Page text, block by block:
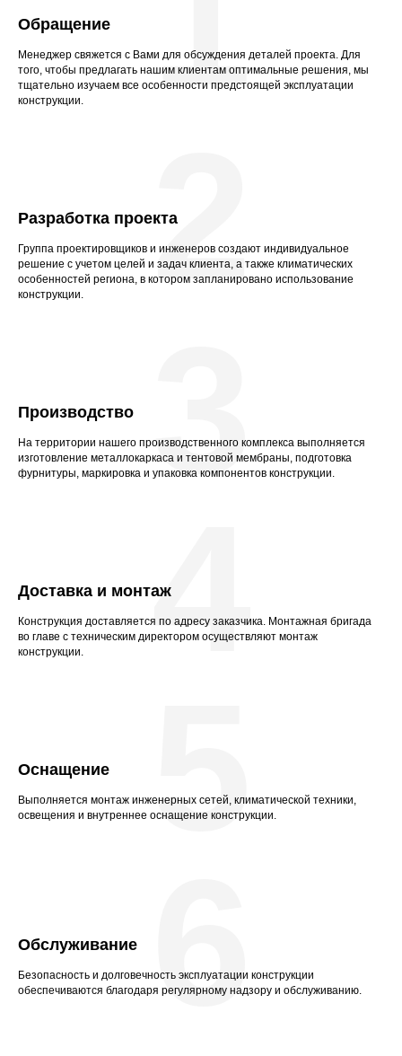
Обращение
Менеджер свяжется с Вами для обсуждения деталей проекта. Для
того, чтобы предлагать нашим клиентам оптимальные решения, мы
тщательно изучаем все особенности предстоящей эксплуатации
конструкции.
Разработка проекта
Группа проектировщиков и инженеров создают индивидуальное
решение с учетом целей и задач клиента, а также климатических
особенностей региона, в котором запланировано использование
конструкции.
2
Производство
На территории нашего производственного комплекса выполняется
изготовление металлокаркаса и тентовой мембраны, подготовка
фурнитуры, маркировка и упаковка компонентов конструкции.
3
Доставка и монтаж
Конструкция доставляется по адресу заказчика. Монтажная бригада
во главе с техническим директором осуществляют монтаж
конструкции.
4
Оснащение
Выполняется монтаж инженерных сетей, климатической техники,
освещения и внутреннее оснащение конструкции.
5
Обслуживание
Безопасность и долговечность эксплуатации конструкции
обеспечиваются благодаря регулярному надзору и обслуживанию.
6